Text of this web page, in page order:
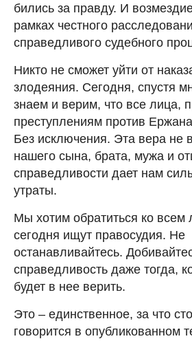
бились за правду. И
рамках честного
справедливого судебного
Никто не сможет уйти от
злодеяния. Сегодня, спустя
знаем и верим, что все лица,
преступлениям против
Без исключения. Эта вера не
нашего сына, брата, мужа и
справедливости дает нам
утраты.
Мы хотим обратиться ко
сегодня ищут правосудия. Не
останавливайтесь.
справедливость даже тогда,
будет в нее верить.
Это – единственное, за что
говорится в опубликованном